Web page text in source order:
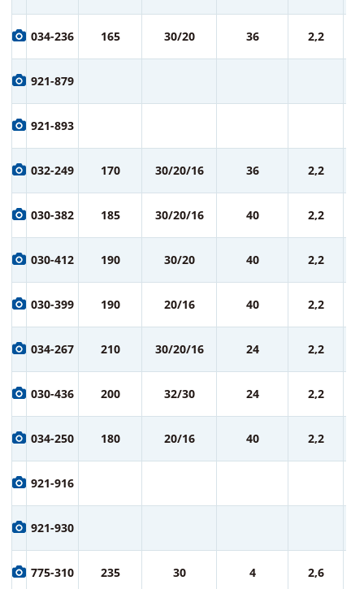
034-236 165 30/20 36 2,2
921-879
921-893
032-249 170 30/20/16 36 2,2
030-382 185 30/20/16 40 2,2
030-412 190 30/20 40 2,2
030-399 190 20/16 40 2,2
034-267 210 30/20/16 24 2,2
030-436 200 32/30 24 2,2
034-250 180 20/16 40 2,2
921-916
921-930
775-310 235 30 4 2,6